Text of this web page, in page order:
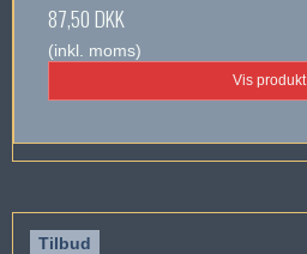
87,50 DKK
(inkl. moms)
Vis produkt
Tilbud